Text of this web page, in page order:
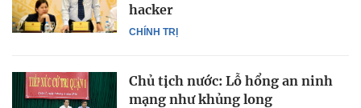
CHÍNH TRỊ
hacker
Chủ tịch nước: Lỗ hổng an ninh
mạng như khủng long